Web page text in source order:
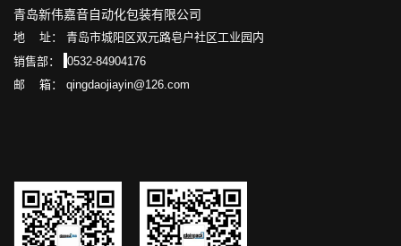
青岛新伟嘉音自动化包装有限公司
地 址： 青岛市城阳区双元路皂户社区工业园内
销售部：
0532-84904176
邮 箱： qingdaojiayin@126.com